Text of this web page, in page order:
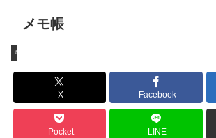
メモ帳
ちょっとしたこと
X Facebook
Pocket LINE